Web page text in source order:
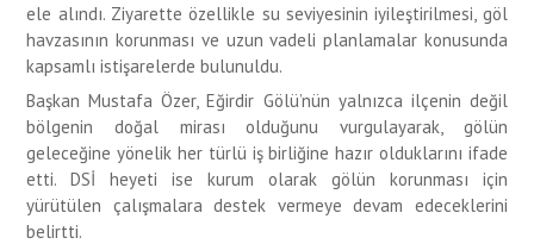
ele alındı. Ziyarette özellikle su seviyesinin iyileştirilmesi, göl
havzasının korunması ve uzun vadeli planlamalar konusunda
kapsamlı istişarelerde bulunuldu.
Başkan Mustafa Özer, Eğirdir Gölü’nün yalnızca ilçenin değil
bölgenin doğal mirası olduğunu vurgulayarak, gölün
geleceğine yönelik her türlü iş birliğine hazır olduklarını ifade
etti. DSİ heyeti ise kurum olarak gölün korunması için
yürütülen çalışmalara destek vermeye devam edeceklerini
belirtti.